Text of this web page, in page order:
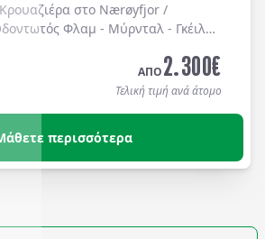
στο Nærøyfjor /
Φλαμ - Μύρνταλ - Γκέιλο -
σε ξενοδοχεία 3* & 4* με
ΑΠΟ2.300€
Τελική τιμή ανά άτομο
περισσότερα